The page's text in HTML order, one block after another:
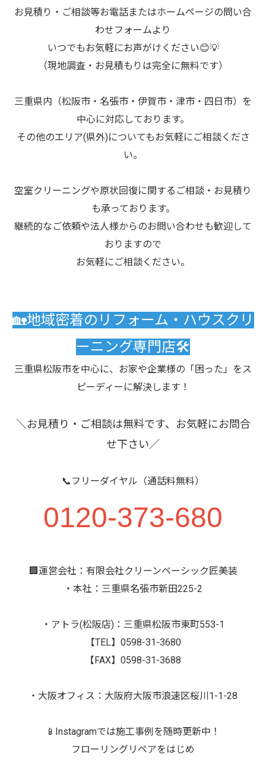
お見積り・ご相談等お電話またはホームページの問い合
わせフォームより
いつでもお気軽にお声がけください😊💡
（現地調査・お見積もりは完全に無料です）
三重県内（松阪市・名張市・伊賀市・津市・四日市）を
中心に対応しております。
その他のエリア(県外)についてもお気軽にご相談くださ
い。
空室クリーニングや原状回復に関するご相談・お見積り
も承っております。
継続的なご依頼や法人様からのお問い合わせも歓迎して
おりますので
お気軽にご相談ください。
🏡地域密着のリフォーム・ハウスクリ
ーニング専門店🛠️
三重県松阪市を中心に、お家や企業様の「困った」をス
ピーディーに解決します！
＼お見積り・ご相談は無料です、お気軽にお問合
せ下さい／
📞フリーダイヤル（通話料無料）
0120-373-680
🏢運営会社：有限会社クリーンベーシック匠美装
・本社：三重県名張市新田225-2
・アトラ(松阪店)：三重県松阪市東町553-1
【TEL】0598-31-3680
【FAX】0598-31-3688
・大阪オフィス：大阪府大阪市浪速区桜川1-1-28
📱Instagramでは施工事例を随時更新中！
フローリングリペアをはじめ